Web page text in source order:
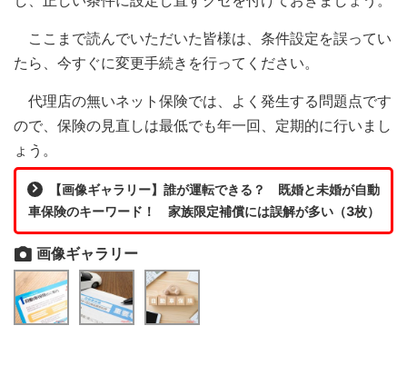
ここまで読んでいただいた皆様は、条件設定を誤ってい
たら、今すぐに変更手続きを行ってください。
代理店の無いネット保険では、よく発生する問題点です
ので、保険の見直しは最低でも年一回、定期的に行いまし
ょう。
【画像ギャラリー】誰が運転できる？ 既婚と未婚が自動
車保険のキーワード！ 家族限定補償には誤解が多い（3枚）
画像ギャラリー